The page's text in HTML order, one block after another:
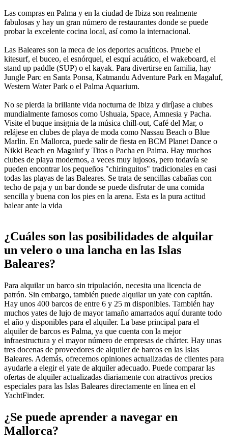
Las compras en Palma y en la ciudad de Ibiza son realmente
fabulosas y hay un gran número de restaurantes donde se puede
probar la excelente cocina local, así como la internacional.
Las Baleares son la meca de los deportes acuáticos. Pruebe el
kitesurf, el buceo, el esnórquel, el esquí acuático, el wakeboard, el
stand up paddle (SUP) o el kayak. Para divertirse en familia, hay
Jungle Parc en Santa Ponsa, Katmandu Adventure Park en Magaluf,
Western Water Park o el Palma Aquarium.
No se pierda la brillante vida nocturna de Ibiza y diríjase a clubes
mundialmente famosos como Ushuaia, Space, Amnesia y Pacha.
Visite el buque insignia de la música chill-out, Café del Mar, o
relájese en clubes de playa de moda como Nassau Beach o Blue
Marlin. En Mallorca, puede salir de fiesta en BCM Planet Dance o
Nikki Beach en Magaluf y Titos o Pacha en Palma. Hay muchos
clubes de playa modernos, a veces muy lujosos, pero todavía se
pueden encontrar los pequeños "chiringuitos" tradicionales en casi
todas las playas de las Baleares. Se trata de sencillas cabañas con
techo de paja y un bar donde se puede disfrutar de una comida
sencilla y buena con los pies en la arena. Esta es la pura actitud
balear ante la vida
¿Cuáles son las posibilidades de alquilar
un velero o una lancha en las Islas
Baleares?
Para alquilar un barco sin tripulación, necesita una licencia de
patrón. Sin embargo, también puede alquilar un yate con capitán.
Hay unos 400 barcos de entre 6 y 25 m disponibles. También hay
muchos yates de lujo de mayor tamaño amarrados aquí durante todo
el año y disponibles para el alquiler. La base principal para el
alquiler de barcos es Palma, ya que cuenta con la mejor
infraestructura y el mayor número de empresas de chárter. Hay unas
tres docenas de proveedores de alquiler de barcos en las Islas
Baleares. Además, ofrecemos opiniones actualizadas de clientes para
ayudarle a elegir el yate de alquiler adecuado. Puede comparar las
ofertas de alquiler actualizadas diariamente con atractivos precios
especiales para las Islas Baleares directamente en línea en el
YachtFinder.
¿Se puede aprender a navegar en
Mallorca?